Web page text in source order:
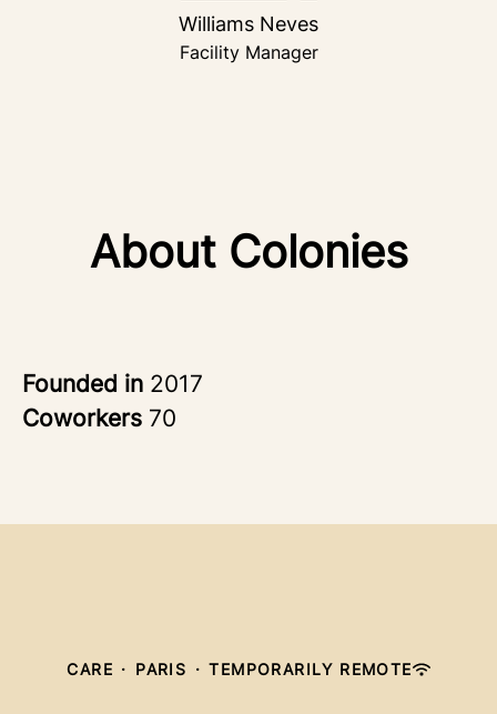
Williams Neves
Facility Manager
About Colonies
Founded in 2017
Coworkers 70
CARE · PARIS · TEMPORARILY REMOTE